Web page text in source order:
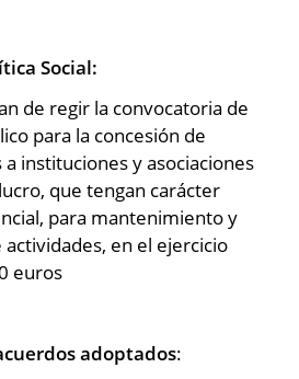
Social:
de regir la convocatoria de
para la concesión de
instituciones y asociaciones
que tengan carácter
para mantenimiento y
actividades, en el ejercicio
euros
adoptados: